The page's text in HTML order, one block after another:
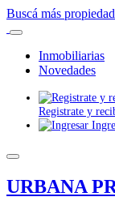
Buscá más
Inmobiliarias
Novedades
Registrate y
URBANA